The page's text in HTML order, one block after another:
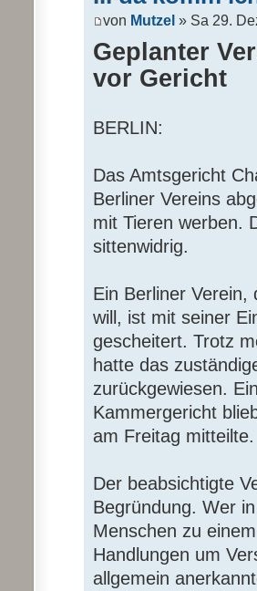
von Mutzel » Sa 29.
Geplanter
vor Gericht
BERLIN:
Das Amtsgericht
Berliner Vereins
mit Tieren werben.
sittenwidrig.
Ein Berliner
will, ist mit seiner
gescheitert. Trotz
hatte das
zurückgewiesen.
Kammergericht
am Freitag mitteilte.
Der beabsichtigte
Begründung. Wer
Menschen zu
Handlungen um
allgemein